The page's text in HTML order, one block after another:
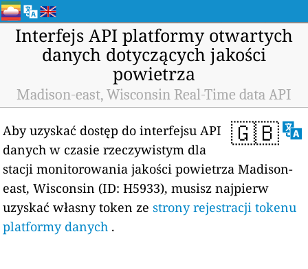
Interfejs API platformy otwartych
danych dotyczących jakości
powietrza
Madison-east, Wisconsin Real-Time data API
🇬🇧
Aby uzyskać dostęp do interfejsu API
danych w czasie rzeczywistym dla
stacji monitorowania jakości powietrza Madison-
east, Wisconsin (ID: H5933), musisz najpierw
uzyskać własny token zestrony rejestracji tokenu
platformy danych .